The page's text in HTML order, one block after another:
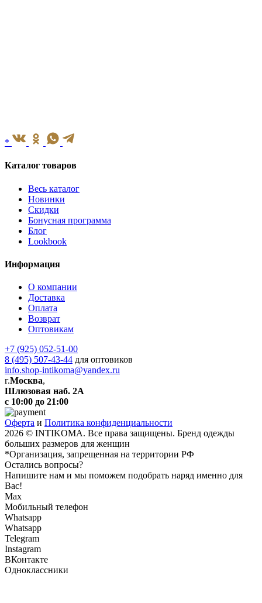
*
Каталог товаров
Весь каталог
Новинки
Скидки
Бонусная программа
Блог
Lookbook
Информация
О компании
Доставка
Оплата
Возврат
Оптовикам
+7 (925) 052-51-00
8 (495) 507-43-44 для оптовиков
info.shop-intikoma@yandex.ru
г.Москва,
Шлюзовая наб. 2А
с 10:00 до 21:00
Оферта и Политика конфиденциальности
2026 © INTIKOMA. Все права защищены. Бренд одежды
больших размеров для женщин
*Организация, запрещенная на территории РФ
Остались вопросы?
Напишите нам и мы поможем подобрать наряд именно для
Вас!
Max
Мобильный телефон
Whatsapp
Whatsapp
Telegram
Instagram
ВКонтакте
Одноклассники